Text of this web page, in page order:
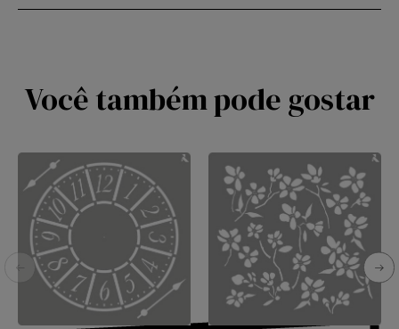
Você também pode gostar